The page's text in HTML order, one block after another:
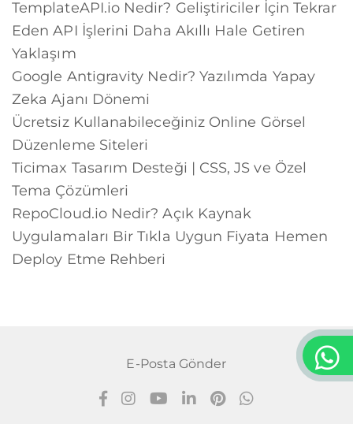
TemplateAPI.io Nedir? Geliştiriciler İçin Tekrar
Eden API İşlerini Daha Akıllı Hale Getiren
Yaklaşım
Google Antigravity Nedir? Yazılımda Yapay
Zeka Ajanı Dönemi
Ücretsiz Kullanabileceğiniz Online Görsel
Düzenleme Siteleri
Ticimax Tasarım Desteği | CSS, JS ve Özel
Tema Çözümleri
RepoCloud.io Nedir? Açık Kaynak
Uygulamaları Bir Tıkla Uygun Fiyata Hemen
Deploy Etme Rehberi
E-Posta Gönder